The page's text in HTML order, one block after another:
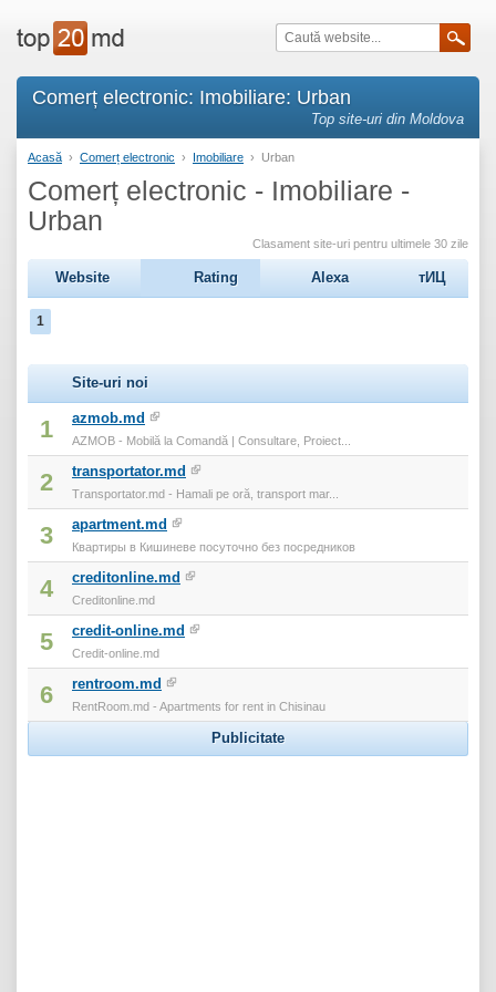
Comerț electronic: Imobiliare: Urban
Top site-uri din Moldova
Acasă › Comerț electronic › Imobiliare › Urban
Comerț electronic - Imobiliare -
Urban
Clasament site-uri pentru ultimele 30 zile
Website Rating Alexa тИЦ
1
Site-uri noi
1 azmob.md
AZMOB - Mobilă la Comandă | Consultare, Proiect...
2 transportator.md
Transportator.md - Hamali pe oră, transport mar...
3 apartment.md
Квартиры в Кишиневе посуточно без посредников
4 creditonline.md
Creditonline.md
5 credit-online.md
Credit-online.md
6 rentroom.md
RentRoom.md - Apartments for rent in Chisinau
Publicitate